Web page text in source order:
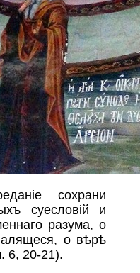
сохрани
суесловій и
разума, о
о вѣрѣ
6, 20-21).